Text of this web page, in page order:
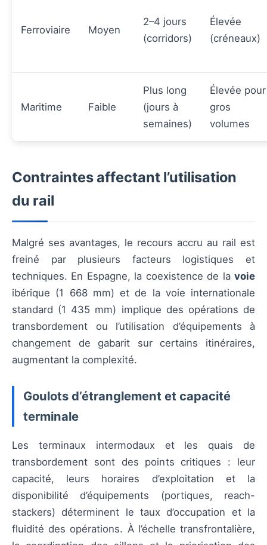
Ferroviaire Moyen
2–4 jours
(corridors)
Élevée
(créneaux)
Maritime Faible
Plus long
(jours à
semaines)
Élevée pour
gros
volumes
Contraintes affectant l’utilisation
du rail
Malgré ses avantages, le recours accru au rail est
freiné par plusieurs facteurs logistiques et
techniques. En Espagne, la coexistence de la voie
ibérique (1 668 mm) et de la voie internationale
standard (1 435 mm) implique des opérations de
transbordement ou l’utilisation d’équipements à
changement de gabarit sur certains itinéraires,
augmentant la complexité.
Goulots d’étranglement et capacité
terminale
Les terminaux intermodaux et les quais de
transbordement sont des points critiques : leur
capacité, leurs horaires d’exploitation et la
disponibilité d’équipements (portiques, reach-
stackers) déterminent le taux d’occupation et la
fluidité des opérations. À l’échelle transfrontalière,